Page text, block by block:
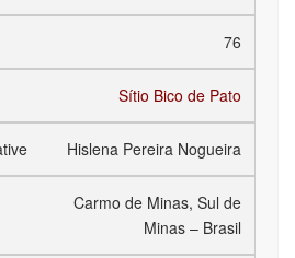
76
Sítio Bico de Pato
Hislena Pereira Nogueira
Carmo de Minas, Sul de
Minas – Brasil